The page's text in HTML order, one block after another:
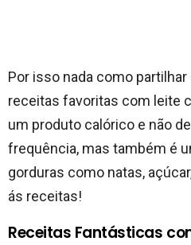
Por isso nada como
receitas favoritas com leite
um produto calórico e não
frequência, mas também é
gorduras como natas,
ás receitas!
Receitas Fantásticas